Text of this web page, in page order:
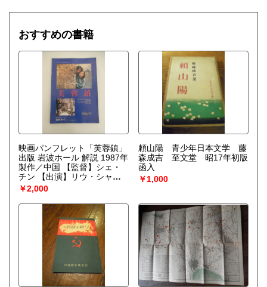
びつけ、ゆらぎの巨視的理論を包含する一般化された熱力学
を作り上げなくてはならない。〉散逸構造の理論で、1977
年、ノーベル化学賞を受賞したプリゴジンの、グランスドル
フとの共著による初期の著作。開放系に現れる構造の問題
を、非平衡熱力学の立場から、物理学、化学、生物学につい
て、統一的な観点からの説明を試みる。
おすすめの書籍
映画パンフレット「芙蓉鎮」
出版 岩波ホール 解説 1987年
製作／中国 【監督】シェ・
チン 【出演】リウ・シャオ
チン／チアン・ウェン／チョ
ン・ツァイシー／シュイ・ソ
ンツ【発行】1988年 岩波ホ
ール文化大革命を背景に厳し
い試練を強いられたひとりの
女性と彼女を取り巻く人々の
激動の時代を描くもので、87
年度の中国・百花賞、金鶏賞
作。監督は「天雲山物語」
「牧馬人」などの謝晋。古華
の原作を阿城と謝晋監督が共
￥2,000
頼山陽 青少年日本文学 藤
森成吉 至文堂 昭17年初版
函入
￥1,000